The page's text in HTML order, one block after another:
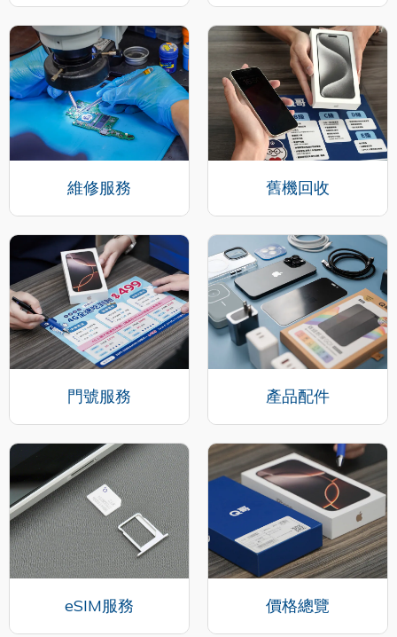
維修服務 舊機回收
門號服務 產品配件
eSIM服務 價格總覽